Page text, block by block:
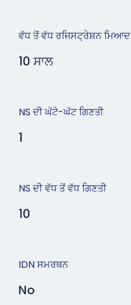
ਵੱਧ ਤੋਂ ਵੱਧ ਰਜਿਸਟ੍ਰੇਸ਼ਨ ਮਿਆਦ
10 ਸਾਲ
NS ਦੀ ਘੱਟੋ-ਘੱਟ ਗਿਣਤੀ
1
NS ਦੀ ਵੱਧ ਤੋਂ ਵੱਧ ਗਿਣਤੀ
10
IDN ਸਮਰਥਨ
No